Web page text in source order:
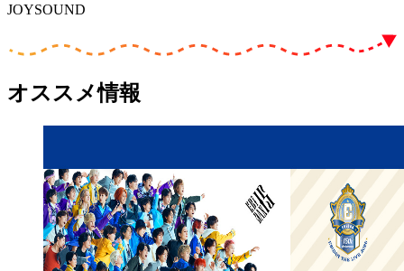
JOYSOUND
オススメ情報